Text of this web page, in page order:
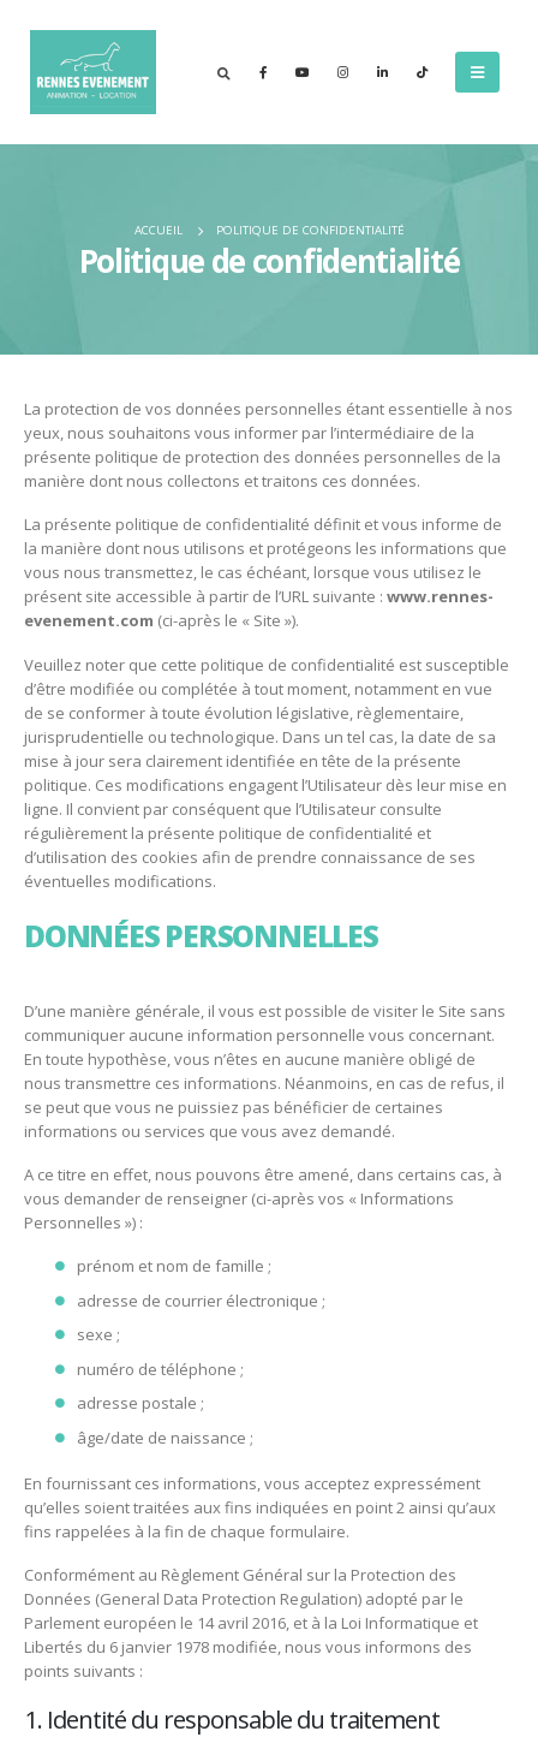
ACCUEIL POLITIQUE DE CONFIDENTIALITÉ
Politique de confidentialité
La protection de vos données personnelles étant essentielle à nos
yeux, nous souhaitons vous informer par l’intermédiaire de la
présente politique de protection des données personnelles de la
manière dont nous collectons et traitons ces données.
La présente politique de confidentialité définit et vous informe de
la manière dont nous utilisons et protégeons les informations que
vous nous transmettez, le cas échéant, lorsque vous utilisez le
présent site accessible à partir de l’URL suivante : www.rennes-
evenement.com (ci-après le « Site »).
Veuillez noter que cette politique de confidentialité est susceptible
d’être modifiée ou complétée à tout moment, notamment en vue
de se conformer à toute évolution législative, règlementaire,
jurisprudentielle ou technologique. Dans un tel cas, la date de sa
mise à jour sera clairement identifiée en tête de la présente
politique. Ces modifications engagent l’Utilisateur dès leur mise en
ligne. Il convient par conséquent que l’Utilisateur consulte
régulièrement la présente politique de confidentialité et
d’utilisation des cookies afin de prendre connaissance de ses
éventuelles modifications.
DONNÉES PERSONNELLES
D’une manière générale, il vous est possible de visiter le Site sans
communiquer aucune information personnelle vous concernant.
En toute hypothèse, vous n’êtes en aucune manière obligé de
nous transmettre ces informations. Néanmoins, en cas de refus, il
se peut que vous ne puissiez pas bénéficier de certaines
informations ou services que vous avez demandé.
A ce titre en effet, nous pouvons être amené, dans certains cas, à
vous demander de renseigner (ci-après vos « Informations
Personnelles ») :
prénom et nom de famille ;
adresse de courrier électronique ;
sexe ;
numéro de téléphone ;
adresse postale ;
âge/date de naissance ;
En fournissant ces informations, vous acceptez expressément
qu’elles soient traitées aux fins indiquées en point 2 ainsi qu’aux
fins rappelées à la fin de chaque formulaire.
Conformément au Règlement Général sur la Protection des
Données (General Data Protection Regulation) adopté par le
Parlement européen le 14 avril 2016, et à la Loi Informatique et
Libertés du 6 janvier 1978 modifiée, nous vous informons des
points suivants :
1. Identité du responsable du traitement